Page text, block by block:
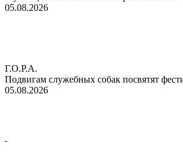
05.08.2026
Г.О.Р.А.
Подвигам служебных собак посвятят
05.08.2026